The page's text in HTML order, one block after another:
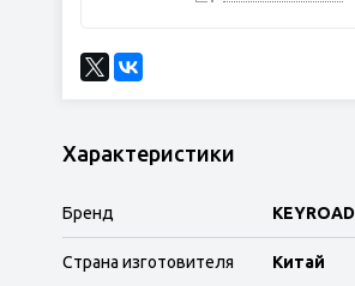
Характеристики
Бренд KEYROAD
Страна изготовителя Китай